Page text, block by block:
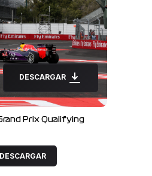
DESCARGAR
Prix Qualifying
DESCARGAR